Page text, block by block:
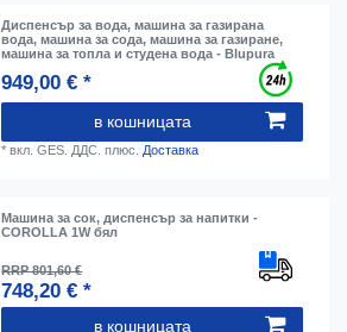
Диспенсър за вода, машина за газирана
вода, машина за сода, машина за газиране,
машина за топла и студена вода - Blupura
949,00 € *
в кошницата
*вкл. GES. ДДС. плюс. Доставка
Машина за сок, диспенсър за напитки -
COROLLA 1W бял
RRP 801,60 €
748,20 € *
в кошницата